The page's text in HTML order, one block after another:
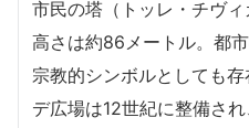
市民の塔（トッレ・チヴィ
高さは約86メートル。都
宗教的シンボルとしても
デ広場は12世紀に整備さ